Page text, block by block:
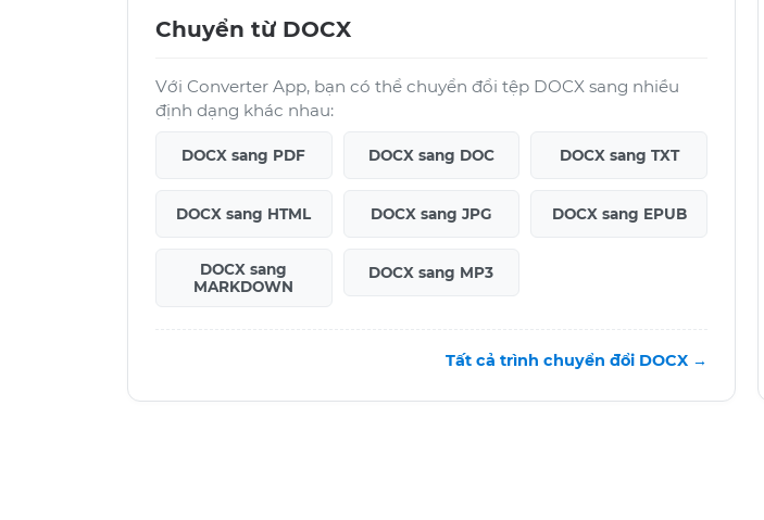
Chuyển từ DOCX
Với Converter App, bạn có thể chuyển đổi tệp DOCX sang nhiều
định dạng khác nhau:
DOCX sang PDF DOCX sang DOC DOCX sang TXT
DOCX sang HTML DOCX sang JPG DOCX sang EPUB
DOCX sang
MARKDOWN
DOCX sang MP3
Tất cả trình chuyển đổi DOCX →